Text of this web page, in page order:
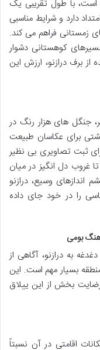
است، با طول تقریبی یک
دارد و شرایط مناسبی
زمستانی فراهم می کند.
کوهستانی دشوار
برف درازنو، ارزش این
جنگل های هزار رنگ در
برای عکاسان طبیعت
ثبت تصاویری بی نظیر
غروب دل انگیز در میان
وسیع، درازنو
را در خود جای داده
بومی
به درازنو، آگاهی از
بسیار مهم است. این
بخش از این ییلاق
اقامتی در آن نسبتاً